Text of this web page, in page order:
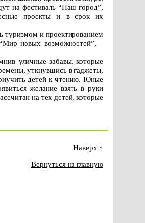
на фестиваль “Наш город”,
проекты и в срок их
туризмом и проектированием
новых возможностей”, –
уличные забавы, которые
уткнувшись в гаджеты,
детей к чтению. Юные
желание взять в руки
на тех детей, которые
Наверх ↑
Вернуться на главную